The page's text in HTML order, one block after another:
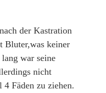
der Kastration
Bluter,was keiner
war seine
nicht
4 Fäden zu ziehen.